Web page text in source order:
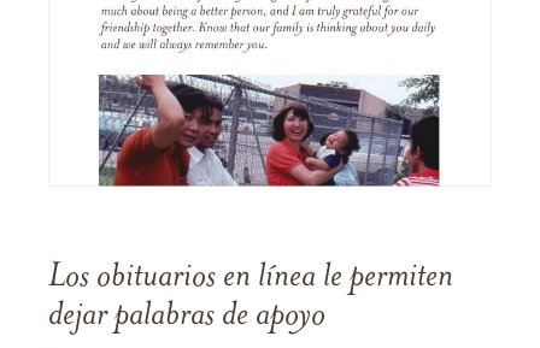
Los obituarios en línea le permiten
dejar palabras de apoyo